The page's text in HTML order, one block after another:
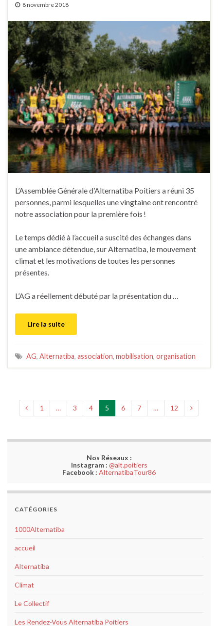
8 novembre 2018
L’Assemblée Générale d’Alternatiba Poitiers a réuni 35
personnes, parmi lesquelles une vingtaine ont rencontré
notre association pour la première fois !
Le temps dédié à l’accueil a suscité des échanges dans
une ambiance détendue, sur Alternatiba, le mouvement
climat et les motivations de toutes les personnes
présentes.
L’AG a réellement débuté par la présentation du …
Lire la suite
AG, Alternatiba, association, mobilisation, organisation
1 … 3 4 5 6 7 … 12
Nos Réseaux :
Instagram : @alt.poitiers
Facebook : AlternatibaTour86
CATÉGORIES
1000Alternatiba
accueil
Alternatiba
Climat
Le Collectif
Les Rendez-Vous Alternatiba Poitiers